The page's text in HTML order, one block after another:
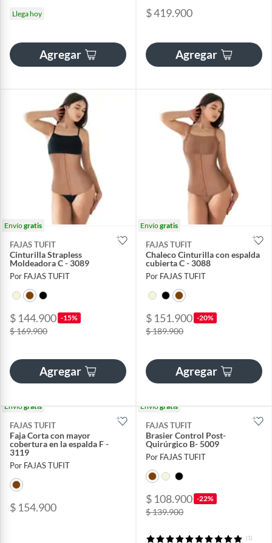
Llega hoy
Agregar
$ 419.900
Agregar
Envíogratis
FAJAS TUFIT
Cinturilla Strapless
Moldeadora C - 3089
Por FAJAS TUFIT
$ 144.900 -15%
$ 169.900
Agregar
Envíogratis
FAJAS TUFIT
Chaleco Cinturilla con espalda
cubierta C - 3088
Por FAJAS TUFIT
$ 151.900 -20%
$ 189.900
Agregar
Envíogratis
FAJAS TUFIT
Faja Corta con mayor
cobertura en la espalda F -
3119
Por FAJAS TUFIT
$ 154.900
Envíogratis
FAJAS TUFIT
Brasier Control Post-
Quirúrgico B- 5009
Por FAJAS TUFIT
$ 108.900 -22%
$ 139.900
(1)